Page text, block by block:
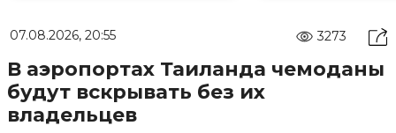
07.08.2026, 20:55 3273
В аэропортах Таиланда чемоданы
будут вскрывать без их
владельцев